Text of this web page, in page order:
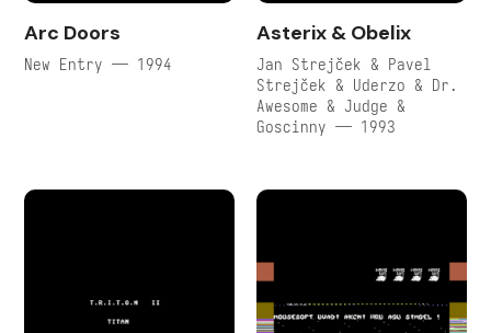
Arc Doors
New Entry — 1994
Asterix & Obelix
Jan Strejček & Pavel
Strejček & Uderzo & Dr.
Awesome & Judge &
Goscinny — 1993